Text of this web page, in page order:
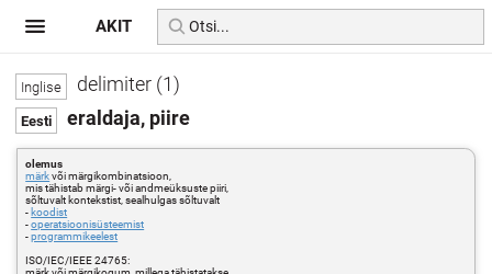
delimiter (1)
eraldaja, piire
olemus
märkvõi märgikombinatsioon,
mis tähistab märgi- või andmeüksuste piiri,
sõltuvalt kontekstist, sealhulgas sõltuvalt
- koodist
-operatsioonisüsteemist
-programmikeelest
ISO/IEC/IEEE 24765:
AKIT